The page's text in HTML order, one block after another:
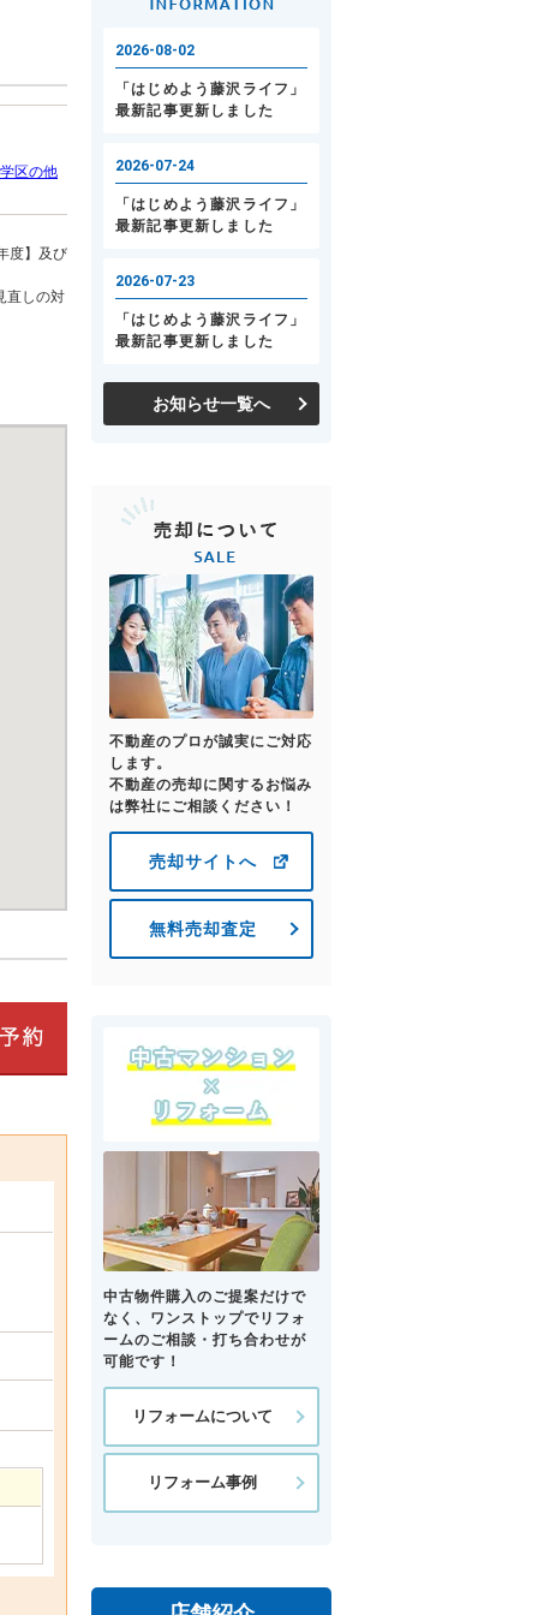
区の他
度】及び
直しの対
お知らせ一覧へ
不動産のプロが誠実にご対応
します。
不動産の売却に関するお悩み
は弊社にご相談ください！
売却サイトへ
無料売却査定
中古物件購入のご提案だけで
なく、ワンストップでリフォ
ームのご相談・打ち合わせが
可能です！
リフォームについて
リフォーム事例